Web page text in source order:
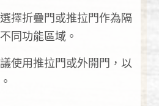
選擇折疊門或推拉門作為隔
同功能區域。
議使用推拉門或外開門，以